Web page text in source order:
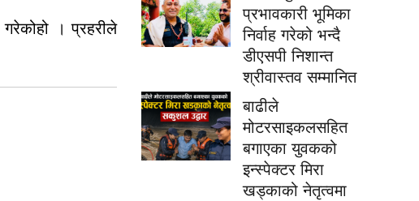
गरेकोहो । प्रहरीले
प्रभावकारी भूमिका
निर्वाह गरेको भन्दै
डीएसपी निशान्त
श्रीवास्तव सम्मानित
बाढीले
मोटरसाइकलसहित
बगाएका युवकको
इन्स्पेक्टर मिरा
खड्काको नेतृत्वमा